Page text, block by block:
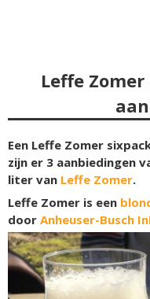
Leffe
Een Leffe Zomer
zijn er 3 aanbiedingen
liter van Leffe Zomer.
Leffe Zomer is een
door Anheuser-Busch